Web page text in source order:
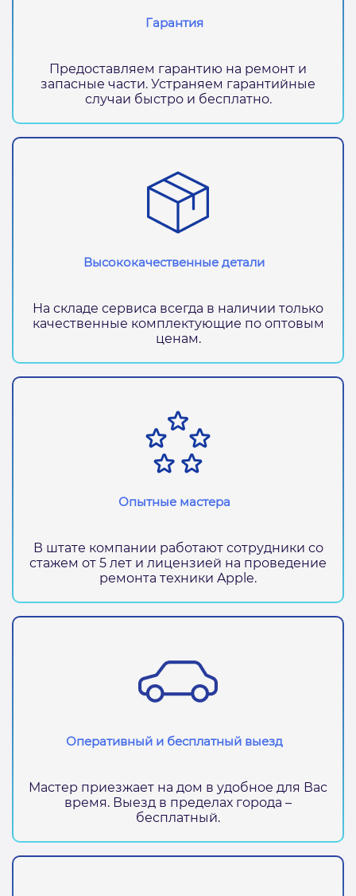
Гарантия
Предоставляем гарантию на ремонт и
запасные части. Устраняем гарантийные
случаи быстро и бесплатно.
Высококачественные детали
На складе сервиса всегда в наличии только
качественные комплектующие по оптовым
ценам.
Опытные мастера
В штате компании работают сотрудники со
стажем от 5 лет и лицензией на проведение
ремонта техники Apple.
Оперативный и бесплатный выезд
Мастер приезжает на дом в удобное для Вас
время. Выезд в пределах города –
бесплатный.